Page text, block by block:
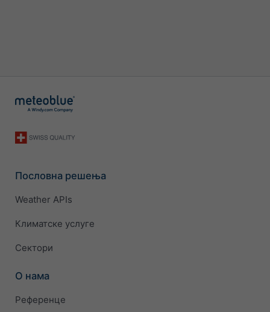
Пословна решења
Weather APIs
Климатске услуге
Сектори
О нама
Референце